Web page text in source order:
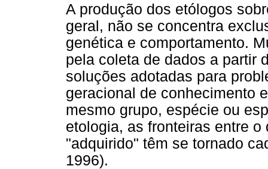
A produção dos etólogos
geral, não se concentra
genética e comportamento.
pela coleta de dados a partir
soluções adotadas para
geracional de conhecimento
mesmo grupo, espécie ou
etologia, as fronteiras entre
"adquirido" têm se tornado
1996).